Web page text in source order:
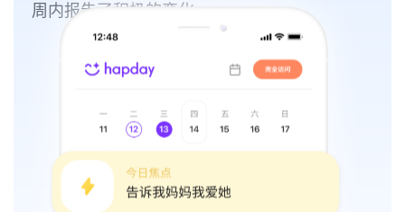
周内报告了积极的变化。